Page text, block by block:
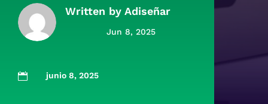
Written byAdiseñar
Jun 8, 2025
 junio 8, 2025